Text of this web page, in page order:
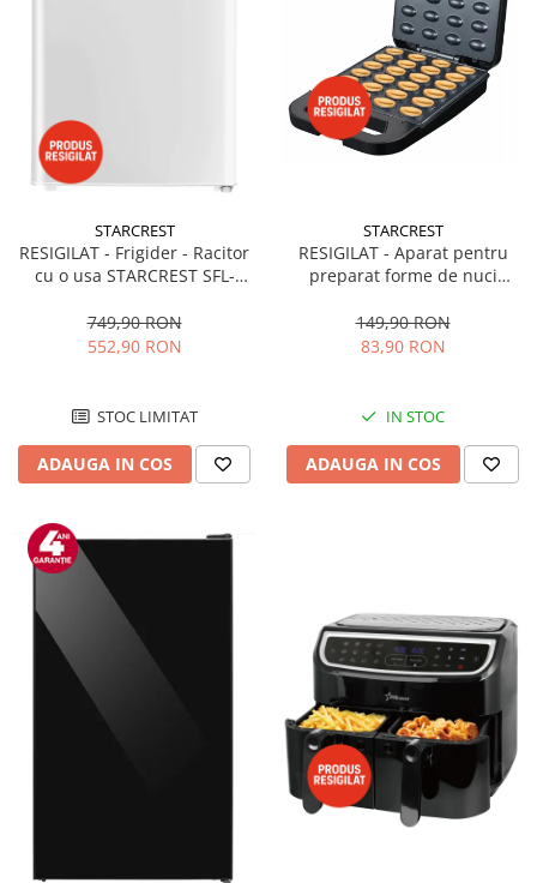
STARCREST
RESIGILAT - Frigider - Racitor
cu o usa STARCREST SFL-
92L, Iluminare interioara,H 83
cm, Alb
749,90 RON
552,90 RON
STOC LIMITAT
ADAUGA IN COS
STARCREST
RESIGILAT - Aparat pentru
preparat forme de nuci
forme, 1400W, Indicator
luminos, Placi antiaderente,
149,90 RON
83,90 RON
IN STOC
ADAUGA IN COS